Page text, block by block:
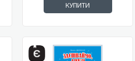
КУПИТИ